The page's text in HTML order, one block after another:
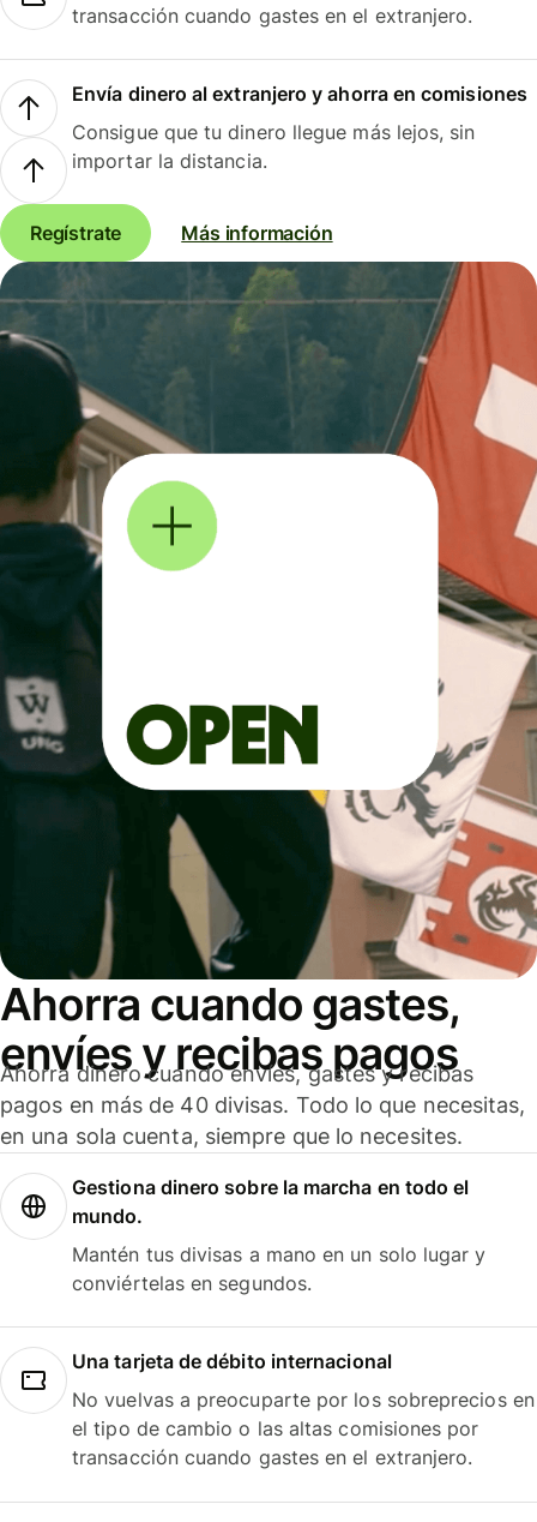
transacción cuando gastes en el extranjero.
Envía dinero al extranjero y ahorra en comisiones
Consigue que tu dinero llegue más lejos, sin
importar la distancia.
Regístrate Más información
Ahorra cuando gastes,
envíes y recibas pagos
Ahorra dinero cuando envíes, gastes y recibas
pagos en más de 40 divisas. Todo lo que necesitas,
en una sola cuenta, siempre que lo necesites.
Gestiona dinero sobre la marcha en todo el
mundo.
Mantén tus divisas a mano en un solo lugar y
conviértelas en segundos.
Una tarjeta de débito internacional
No vuelvas a preocuparte por los sobreprecios en
el tipo de cambio o las altas comisiones por
transacción cuando gastes en el extranjero.